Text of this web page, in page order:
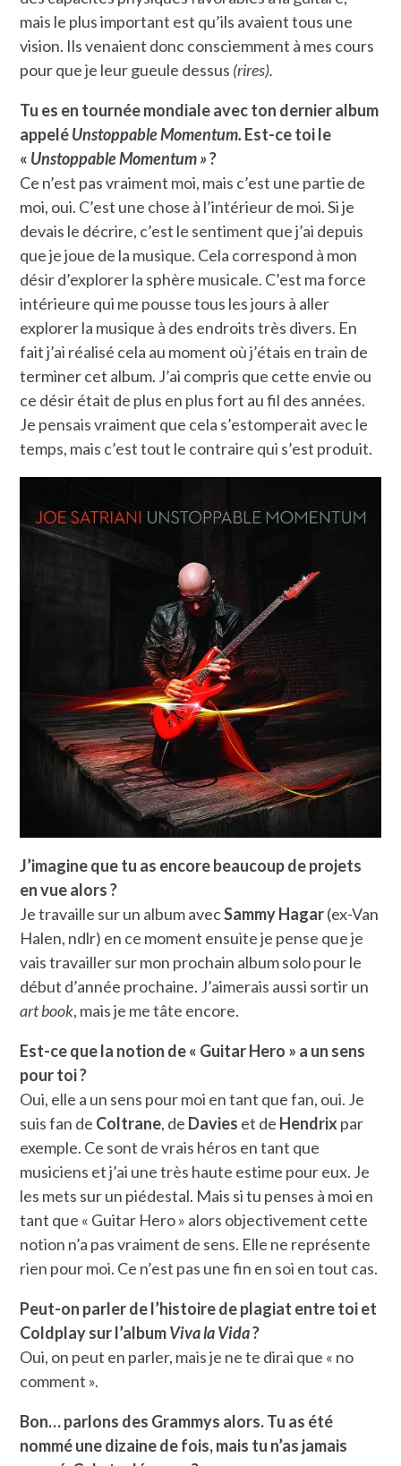
mais le plus important est qu’ils avaient tous une
vision. Ils venaient donc consciemment à mes cours
pour que je leur gueule dessus (rires).
Tu es en tournée mondiale avec ton dernier album
appeléUnstoppable Momentum. Est-ce toi le
« Unstoppable Momentum »?
Ce n’est pas vraiment moi, mais c’est une partie de
moi, oui. C’est une chose à l’intérieur de moi. Si je
devais le décrire, c’est le sentiment que j’ai depuis
que je joue de la musique. Cela correspond à mon
désir d’explorer la sphère musicale. C’est ma force
intérieure qui me pousse tous les jours à aller
explorer la musique à des endroits très divers. En
fait j’ai réalisé cela au moment où j’étais en train de
terminer cet album. J’ai compris que cette envie ou
ce désir était de plus en plus fort au fil des années.
Je pensais vraiment que cela s’estomperait avec le
temps, mais c’est tout le contraire qui s’est produit.
J’imagine que tu as encore beaucoup de projets
en vue alors ?
Je travaille sur un album avecSammy Hagar(ex-Van
Halen, ndlr) en ce moment ensuite je pense que je
vais travailler sur mon prochain album solo pour le
début d’année prochaine. J’aimerais aussi sortir un
art book, mais je me tâte encore.
Est-ce que la notion de « Guitar Hero » a un sens
pour toi ?
Oui, elle a un sens pour moi en tant que fan, oui. Je
suis fan de Coltrane, de Davies et de Hendrix par
exemple. Ce sont de vrais héros en tant que
musiciens et j’ai une très haute estime pour eux. Je
les mets sur un piédestal. Mais si tu penses à moi en
tant que « Guitar Hero » alors objectivement cette
notion n’a pas vraiment de sens. Elle ne représente
rien pour moi. Ce n’est pas une fin en soi en tout cas.
Peut-on parler de l’histoire de plagiat entre toi et
Coldplay sur l’albumViva la Vida?
Oui, on peut en parler, mais je ne te dirai que « no
comment ».
Bon… parlons des Grammys alors. Tu as été
nommé une dizaine de fois, mais tu n’as jamais